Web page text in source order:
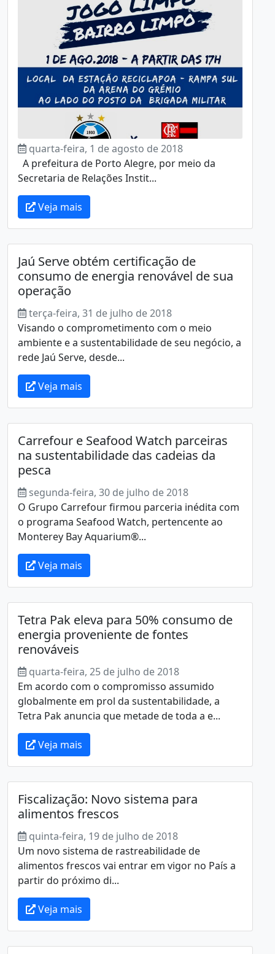
quarta-feira, 1 de agosto de 2018
A prefeitura de Porto Alegre, por meio da
Secretaria de Relações Instit...
Veja mais
Jaú Serve obtém certificação de
consumo de energia renovável de sua
operação
terça-feira, 31 de julho de 2018
Visando o comprometimento com o meio
ambiente e a sustentabilidade de seu negócio, a
rede Jaú Serve, desde...
Veja mais
Carrefour e Seafood Watch parceiras
na sustentabilidade das cadeias da
pesca
segunda-feira, 30 de julho de 2018
O Grupo Carrefour firmou parceria inédita com
o programa Seafood Watch, pertencente ao
Monterey Bay Aquarium®...
Veja mais
Tetra Pak eleva para 50% consumo de
energia proveniente de fontes
renováveis
quarta-feira, 25 de julho de 2018
Em acordo com o compromisso assumido
globalmente em prol da sustentabilidade, a
Tetra Pak anuncia que metade de toda a e...
Veja mais
Fiscalização: Novo sistema para
alimentos frescos
quinta-feira, 19 de julho de 2018
Um novo sistema de rastreabilidade de
alimentos frescos vai entrar em vigor no País a
partir do próximo di...
Veja mais